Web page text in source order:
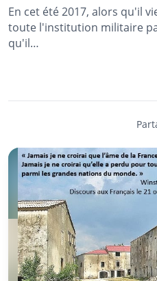
En cet été 2017, alors qu'il
toute l'institution militaire
qu'il…